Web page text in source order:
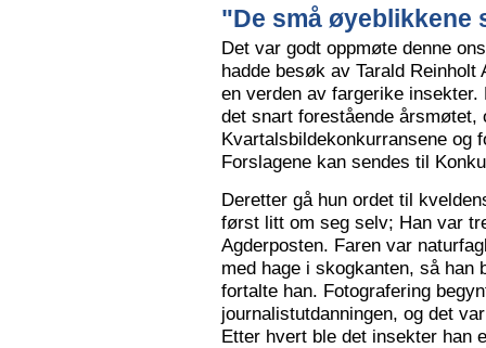
"De små øyeblikkene
Det var godt oppmøte denne
hadde besøk av Tarald
en verden av fargerike
det snart forestående
Kvartalsbildekonkurransene og
Forslagene kan sendes til
Deretter gå hun ordet til
først litt om seg selv; Han var
Agderposten. Faren var
med hage i skogkanten, så han
fortalte han. Fotografering
journalistutdanningen, og det
Etter hvert ble det insekter han